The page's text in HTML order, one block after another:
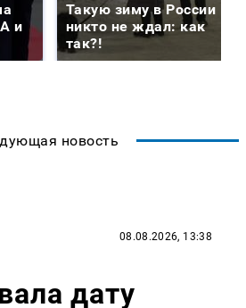
и
Такую зиму в России
никто не ждал: как
так?!
новость
08.08.2026, 13:38
дату